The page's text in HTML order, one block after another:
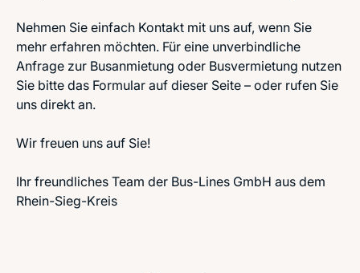
Nehmen Sie einfach Kontakt mit uns auf, wenn Sie
mehr erfahren möchten. Für eine unverbindliche
Anfrage zur Busanmietung oder Busvermietung nutzen
Sie bitte das Formular auf dieser Seite – oder rufen Sie
uns direkt an.
Wir freuen uns auf Sie!
Ihr freundliches Team der Bus-Lines GmbH aus dem
Rhein-Sieg-Kreis